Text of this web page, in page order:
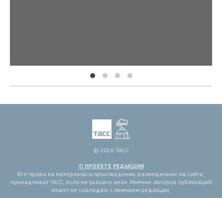
© 2026 ТАСС
О ПРОЕКТЕ РЕДАКЦИЯ
Все права на материалы и произведения, размещенные на сайте,
принадлежат ТАСС, если не указано иное. Мнение авторов публикаций
может не совпадать с мнением редакции.